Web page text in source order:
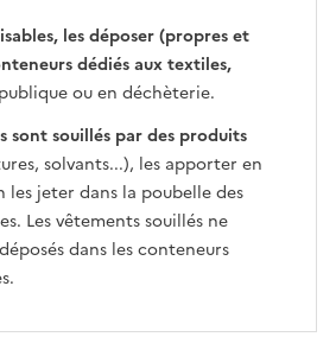
les déposer (propres et
dédiés aux textiles,
ou en déchèterie.
sont souillés par des produits
solvants...), les apporter en
les jeter dans la poubelle des
Les vêtements souillés ne
dans les conteneurs